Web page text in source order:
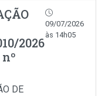
2026
09/07/2026
às 14h05
DE